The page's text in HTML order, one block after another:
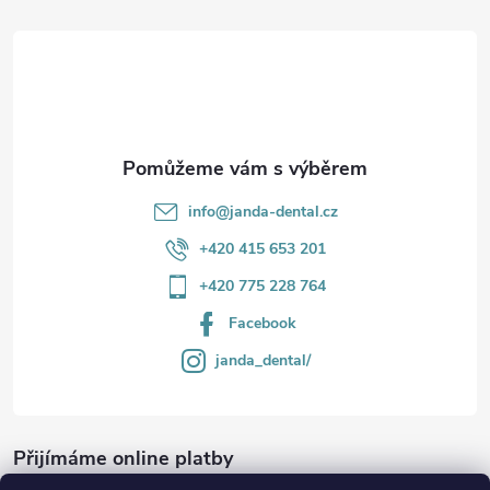
info@janda-dental.cz
+420 415 653 201
+420 775 228 764
Facebook
janda_dental/
Přijímáme online platby